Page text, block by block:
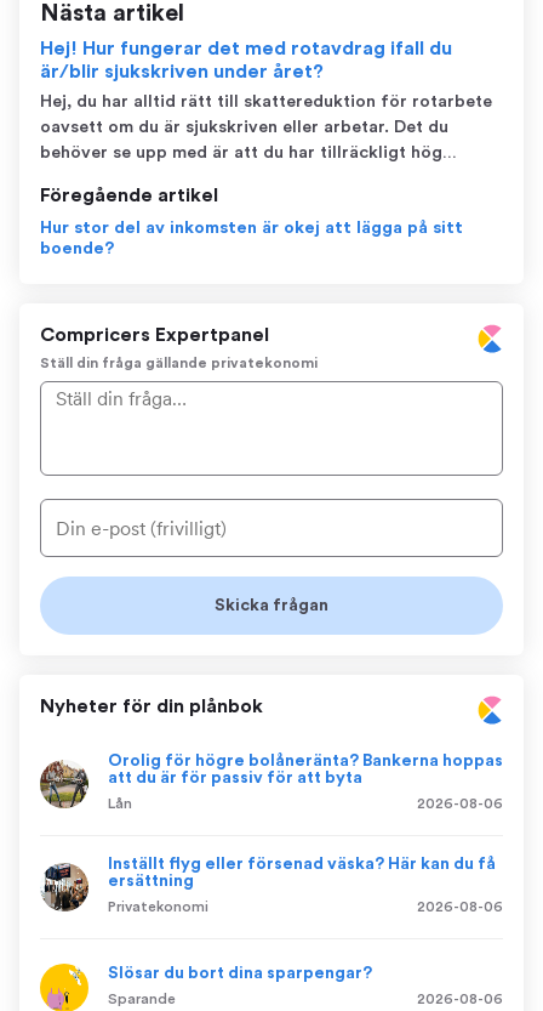
Nästa artikel
Hej! Hur fungerar det med rotavdrag ifall du
är/blir sjukskriven under året?
Hej, du har alltid rätt till skattereduktion för rotarbete
oavsett om du är sjukskriven eller arbetar. Det du
behöver se upp med är att du har tillräckligt hög
Rotarbeten dras nämligen av allra sist i deklarationen
efter att alla andra avdrag...
Föregående artikel
Hur stor del av inkomsten är okej att lägga på sitt
boende?
Compricers Expertpanel
Ställ din fråga gällande privatekonomi
Nyheter för din plånbok
Orolig för högre bolåneränta? Bankerna hoppas
att du är för passiv för att byta
Lån 2026-08-06
Inställt flyg eller försenad väska? Här kan du få
ersättning
Privatekonomi 2026-08-06
Slösar du bort dina sparpengar?
Sparande 2026-08-06